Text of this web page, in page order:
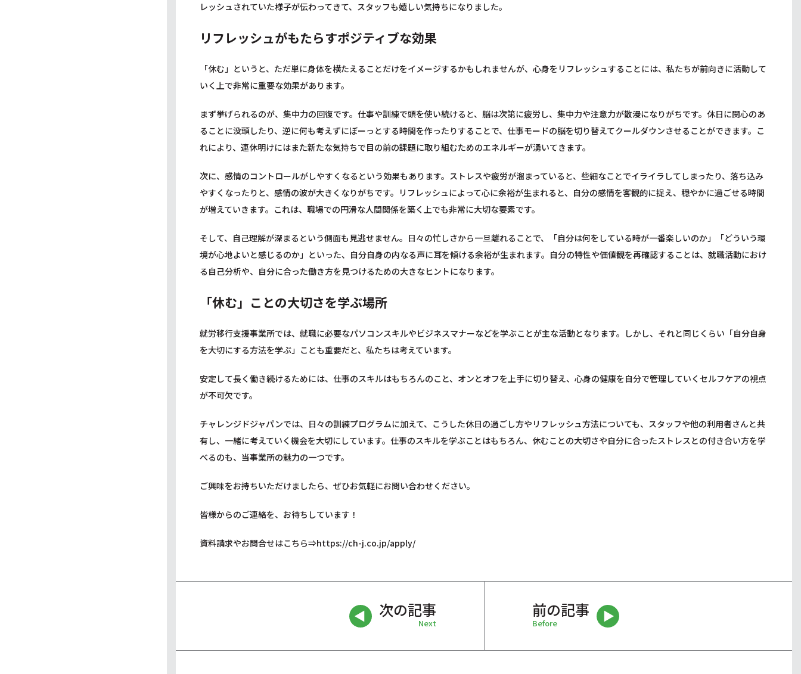
レッシュされていた様子が伝わってきて、スタッフも嬉しい気持ちになりました。
リフレッシュがもたらすポジティブな効果
「休む」というと、ただ単に身体を横たえることだけをイメージするかもしれませんが、心身をリフレッシュすることには、私たちが前向きに活動して
いく上で非常に重要な効果があります。
まず挙げられるのが、集中力の回復です。仕事や訓練で頭を使い続けると、脳は次第に疲労し、集中力や注意力が散漫になりがちです。休日に関心のあ
ることに没頭したり、逆に何も考えずにぼーっとする時間を作ったりすることで、仕事モードの脳を切り替えてクールダウンさせることができます。こ
れにより、連休明けにはまた新たな気持ちで目の前の課題に取り組むためのエネルギーが湧いてきます。
次に、感情のコントロールがしやすくなるという効果もあります。ストレスや疲労が溜まっていると、些細なことでイライラしてしまったり、落ち込み
やすくなったりと、感情の波が大きくなりがちです。リフレッシュによって心に余裕が生まれると、自分の感情を客観的に捉え、穏やかに過ごせる時間
が増えていきます。これは、職場での円滑な人間関係を築く上でも非常に大切な要素です。
そして、自己理解が深まるという側面も見逃せません。日々の忙しさから一旦離れることで、「自分は何をしている時が一番楽しいのか」「どういう環
境が心地よいと感じるのか」といった、自分自身の内なる声に耳を傾ける余裕が生まれます。自分の特性や価値観を再確認することは、就職活動におけ
る自己分析や、自分に合った働き方を見つけるための大きなヒントになります。
「休む」ことの大切さを学ぶ場所
就労移行支援事業所では、就職に必要なパソコンスキルやビジネスマナーなどを学ぶことが主な活動となります。しかし、それと同じくらい「自分自身
を大切にする方法を学ぶ」ことも重要だと、私たちは考えています。
安定して長く働き続けるためには、仕事のスキルはもちろんのこと、オンとオフを上手に切り替え、心身の健康を自分で管理していくセルフケアの視点
が不可欠です。
チャレンジドジャパンでは、日々の訓練プログラムに加えて、こうした休日の過ごし方やリフレッシュ方法についても、スタッフや他の利用者さんと共
有し、一緒に考えていく機会を大切にしています。仕事のスキルを学ぶことはもちろん、休むことの大切さや自分に合ったストレスとの付き合い方を学
べるのも、当事業所の魅力の一つです。
ご興味をお持ちいただけましたら、ぜひお気軽にお問い合わせください。
皆様からのご連絡を、お待ちしています！
資料請求やお問合せはこちら⇒https://ch-j.co.jp/apply/
次の記事
Next
前の記事
Before